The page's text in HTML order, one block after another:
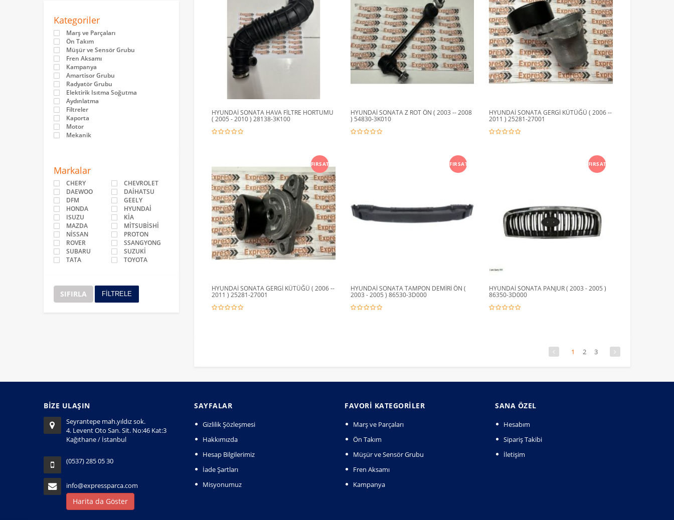
Kategoriler
Marş ve Parçaları
Ön Takım
Müşür ve Sensör Grubu
Fren Aksamı
Kampanya
Amartisor Grubu
Radyatör Grubu
Elektirik Isıtma Soğutma
Aydınlatma
Filtreler
Kaporta
Motor
Mekanik
Markalar
CHERY
CHEVROLET
DAEWOO
DAİHATSU
DFM
GEELY
HONDA
HYUNDAİ
ISUZU
KİA
MAZDA
MİTSUBİSHİ
NİSSAN
PROTON
ROVER
SSANGYONG
SUBARU
SUZUKİ
TATA
TOYOTA
SIFIRLA FİLTRELE
HYUNDAİ SONATA HAVA FİLTRE HORTUMU
( 2005 - 2010 ) 28138-3K100
HYUNDAİ SONATA Z ROT ÖN ( 2003 -- 2008
) 54830-3K010
HYUNDAİ SONATA GERGİ KÜTÜĞÜ ( 2006 --
2011 ) 25281-27001
FIRSAT
HYUNDAİ SONATA GERGİ KÜTÜĞÜ ( 2006 --
2011 ) 25281-27001
FIRSAT
HYUNDAİ SONATA TAMPON DEMİRİ ÖN (
2003 - 2005 ) 86530-3D000
FIRSAT
HYUNDAİ SONATA PANJUR ( 2003 - 2005 )
86350-3D000
1 2 3
BİZE ULAŞIN
Seyrantepe mah.yıldız sok.
4. Levent Oto San. Sit. No:46 Kat:3
Kağıthane / İstanbul
(0537) 285 05 30
info@expressparca.com
Harita da Göster
SAYFALAR
Gizlilik Şözleşmesi
Hakkımızda
Hesap Bilgilerimiz
İade Şartları
Misyonumuz
FAVORI KATEGORILER
Marş ve Parçaları
Ön Takım
Müşür ve Sensör Grubu
Fren Aksamı
Kampanya
SANA ÖZEL
Hesabım
Sipariş Takibi
İletişim